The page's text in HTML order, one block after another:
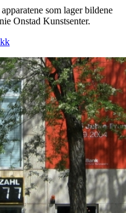
som lager bildene
Onstad Kunstsenter.